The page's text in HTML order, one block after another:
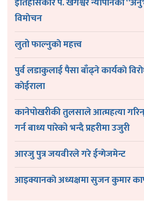
विमाेचन
लुतो फाल्नुकाे महत्त्व
पुर्व लडाकुलाई पैसा बाँढ्ने कार्यकाे
काेईराला
कानेपोखरीकी तुलसाले आत्महत्या
गर्न बाध्य पारेको भन्दै प्रहरीमा उजुरी
आरजु पुत्र जयवीरले गरे ईन्गेजमेन्ट
आइक्यानकाे अध्यक्षमा सुजन कुमार